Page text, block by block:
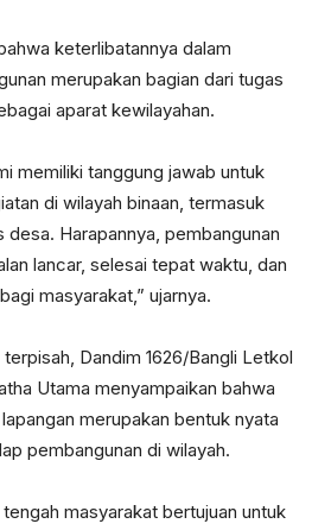
keterlibatannya dalam
merupakan bagian dari tugas
aparat kewilayahan.
memiliki tanggung jawab untuk
di wilayah binaan, termasuk
Harapannya, pembangunan
lancar, selesai tepat waktu, dan
masyarakat,” ujarnya.
Dandim 1626/Bangli Letkol
Utama menyampaikan bahwa
merupakan bentuk nyata
pembangunan di wilayah.
masyarakat bertujuan untuk